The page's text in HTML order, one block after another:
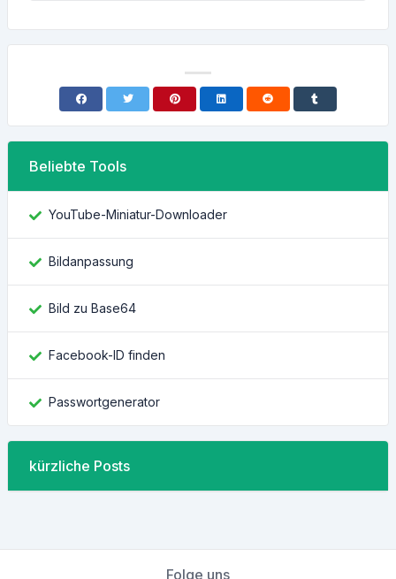
Beliebte Tools
YouTube-Miniatur-Downloader
Bildanpassung
Bild zu Base64
Facebook-ID finden
Passwortgenerator
kürzliche Posts
Folge uns